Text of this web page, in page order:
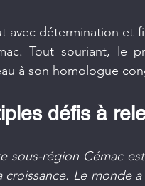
avec détermination et
Tout souriant, le
à son homologue
défis à
sous-région Cémac
croissance. Le monde